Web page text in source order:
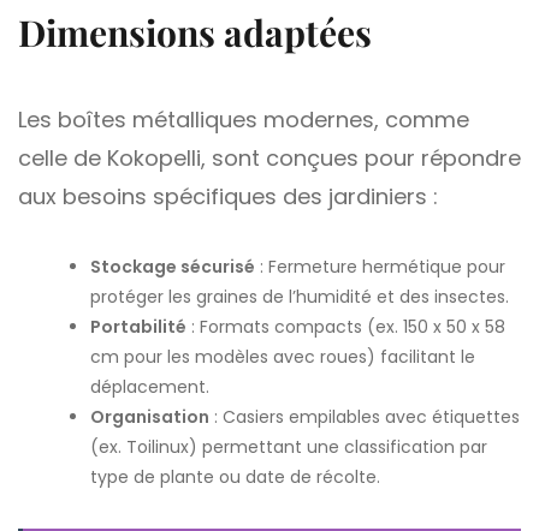
Dimensions adaptées
Les boîtes métalliques modernes, comme
celle de Kokopelli, sont conçues pour répondre
aux besoins spécifiques des jardiniers :
Stockage sécurisé : Fermeture hermétique pour
protéger les graines de l’humidité et des insectes.
Portabilité : Formats compacts (ex. 150 x 50 x 58
cm pour les modèles avec roues) facilitant le
déplacement.
Organisation : Casiers empilables avec étiquettes
(ex. Toilinux) permettant une classification par
type de plante ou date de récolte.